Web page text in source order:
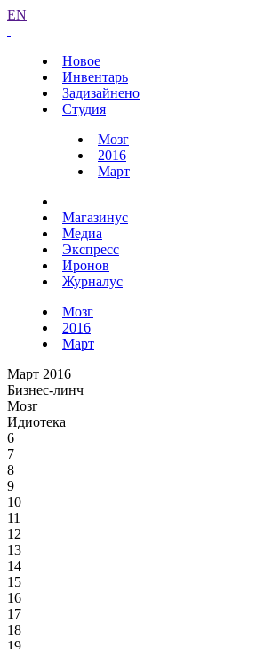
EN
Новое
Инвентарь
Задизайнено
Студия
Мозг
2016
Март
Магазинус
Медиа
Экспресс
Иронов
Журналус
Мозг
2016
Март
Март 2016
Бизнес-линч
Мозг
Идиотека
6
7
8
9
10
11
12
13
14
15
16
17
18
19